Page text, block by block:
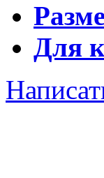
Для